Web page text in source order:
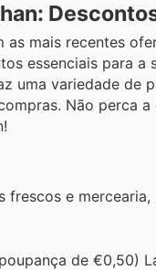
mais recentes
essenciais para
uma variedade
Não perca
e
de €0,50)